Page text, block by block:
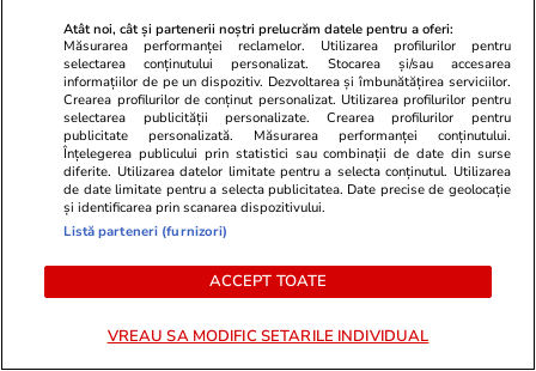
Combinaţii răcoritoare de apă
cu fructe şi plante aromatice
pentru vară
Cum coci vinetele la bloc, fără
Atât noi, cât și partenerii noștri prelucrăm datele pentru a oferi:
Măsurarea performanței reclamelor. Utilizarea profilurilor pentru
selectarea conținutului personalizat. Stocarea și/sau accesarea
informațiilor de pe un dispozitiv. Dezvoltarea și îmbunătățirea serviciilor.
Crearea profilurilor de conținut personalizat. Utilizarea profilurilor pentru
selectarea publicității personalizate. Crearea profilurilor pentru
publicitate personalizată. Măsurarea performanței conținutului.
Înțelegerea publicului prin statistici sau combinații de date din surse
diferite. Utilizarea datelor limitate pentru a selecta conținutul. Utilizarea
de date limitate pentru a selecta publicitatea. Date precise de geolocație
și identificarea prin scanarea dispozitivului.
Listă parteneri (furnizori)
ACCEPT TOATE
VREAU SA MODIFIC SETARILE INDIVIDUAL